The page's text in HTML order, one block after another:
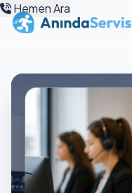
Hemen Ara